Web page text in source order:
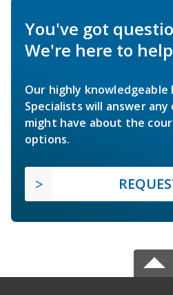
You've got
We're here to
Our highly knowledgeable
Specialists will answer
might have about the
options.